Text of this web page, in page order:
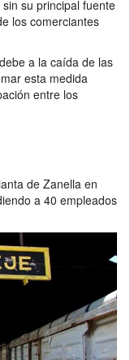
su principal fuente
los comerciantes
a la caída de las
esta medida
entre los
de Zanella en
a 40 empleados